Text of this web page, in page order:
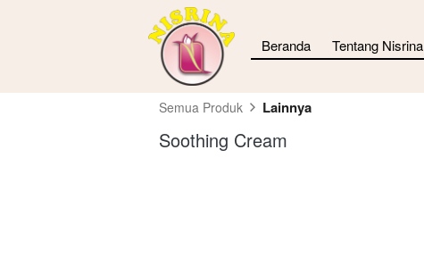
Beranda Tentang Nisrina
Semua Produk Lainnya
Soothing Cream